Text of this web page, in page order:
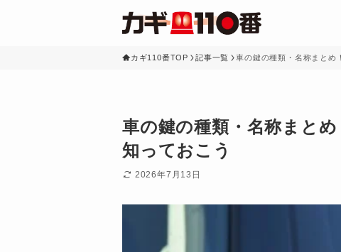
カギ110番TOP 記事一覧 車の鍵の種類・名称まとめ
車の鍵の種類・名称まと
知っておこう
2026年7月13日